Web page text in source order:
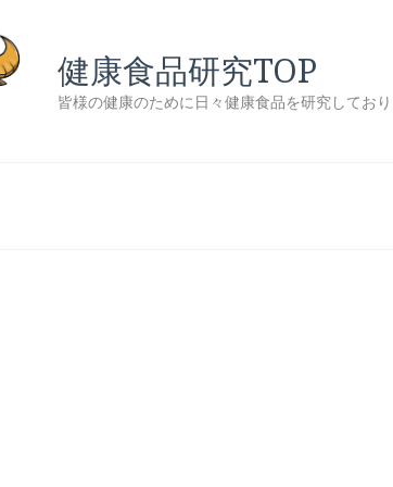
健康食品研究TOP
皆様の健康のために日々健康食品を研究してお